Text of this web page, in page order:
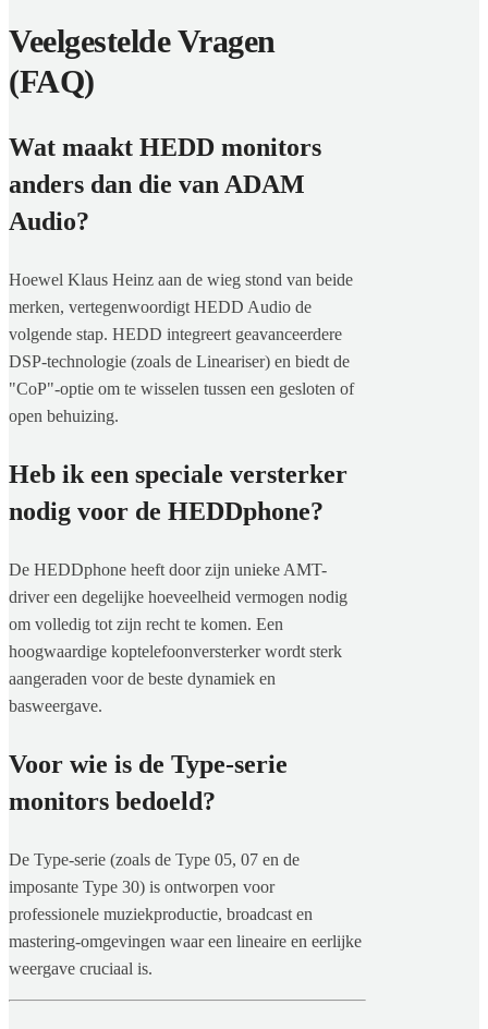
Veelgestelde Vragen
(FAQ)
Wat maakt HEDD monitors
anders dan die van ADAM
Audio?
Hoewel Klaus Heinz aan de wieg stond van beide
merken, vertegenwoordigt HEDD Audio de
volgende stap. HEDD integreert geavanceerdere
DSP-technologie (zoals de Lineariser) en biedt de
"CoP"-optie om te wisselen tussen een gesloten of
open behuizing.
Heb ik een speciale versterker
nodig voor de HEDDphone?
De HEDDphone heeft door zijn unieke AMT-
driver een degelijke hoeveelheid vermogen nodig
om volledig tot zijn recht te komen. Een
hoogwaardige koptelefoonversterker wordt sterk
aangeraden voor de beste dynamiek en
basweergave.
Voor wie is de Type-serie
monitors bedoeld?
De Type-serie (zoals de Type 05, 07 en de
imposante Type 30) is ontworpen voor
professionele muziekproductie, broadcast en
mastering-omgevingen waar een lineaire en eerlijke
weergave cruciaal is.